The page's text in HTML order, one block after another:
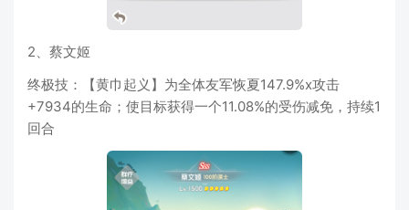
2、蔡文姬
终极技：【黄巾起义】为全体友军恢夏147.9%x攻击
+7934的生命；使目标获得一个11.08%的受伤减免，持续1
回合